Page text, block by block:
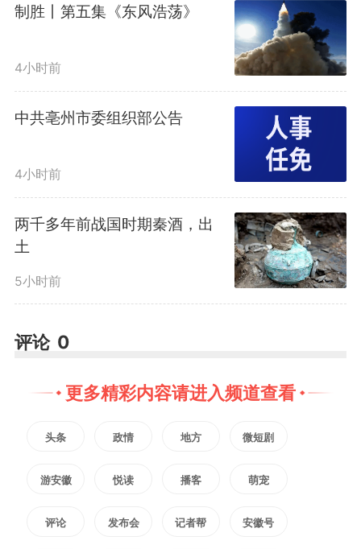
带来深刻启示：公司自创立起一直
深耕自有品牌模式，积累了核心能
力，如今将这一基因优势拓展到更
广阔的家庭生活消费场景。
“公司推动自身从零食品牌向
全域消费服务商升级。”三只松鼠
创始人章燎原表示，公司加大多品
类战略建设，从核心的坚果品类向
咖啡、水饮、烘焙零食等更多消费
品类延伸，并跨界拓展至生活日用
品等领域，实现“制造、品牌、零
“全品类、全场景、全自有品
制胜丨第五集《东风浩荡》
4小时前
中共亳州市委组织部公告
4小时前
两千多年前战国时期秦酒，出
土
5小时前
评论 0
更多精彩内容请进入频道查看
头条 政情 地方 微短剧
游安徽 悦读 播客 萌宠
评论 发布会 记者帮 安徽号